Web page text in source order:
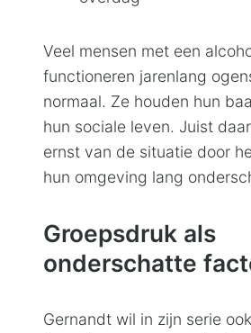
Veel mensen met een
functioneren jarenlang
normaal. Ze houden hun
hun sociale leven. Juist
ernst van de situatie door
hun omgeving lang
Groepsdruk als
onderschatte
Gernandt wil in zijn serie